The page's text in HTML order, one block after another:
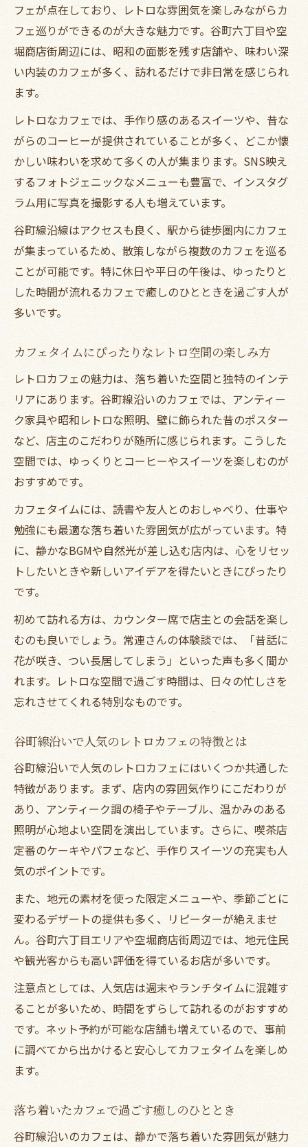
フェが点在しており、レトロな雰囲気を楽しみながらカ
フェ巡りができるのが大きな魅力です。谷町六丁目や空
堀商店街周辺には、昭和の面影を残す店舗や、味わい深
い内装のカフェが多く、訪れるだけで非日常を感じられ
ます。
レトロなカフェでは、手作り感のあるスイーツや、昔な
がらのコーヒーが提供されていることが多く、どこか懐
かしい味わいを求めて多くの人が集まります。SNS映え
するフォトジェニックなメニューも豊富で、インスタグ
ラム用に写真を撮影する人も増えています。
谷町線沿線はアクセスも良く、駅から徒歩圏内にカフェ
が集まっているため、散策しながら複数のカフェを巡る
ことが可能です。特に休日や平日の午後は、ゆったりと
した時間が流れるカフェで癒しのひとときを過ごす人が
多いです。
カフェタイムにぴったりなレトロ空間の楽しみ方
レトロカフェの魅力は、落ち着いた空間と独特のインテ
リアにあります。谷町線沿いのカフェでは、アンティー
ク家具や昭和レトロな照明、壁に飾られた昔のポスター
など、店主のこだわりが随所に感じられます。こうした
空間では、ゆっくりとコーヒーやスイーツを楽しむのが
おすすめです。
カフェタイムには、読書や友人とのおしゃべり、仕事や
勉強にも最適な落ち着いた雰囲気が広がっています。特
に、静かなBGMや自然光が差し込む店内は、心をリセッ
トしたいときや新しいアイデアを得たいときにぴったり
です。
初めて訪れる方は、カウンター席で店主との会話を楽し
むのも良いでしょう。常連さんの体験談では、「昔話に
花が咲き、つい長居してしまう」といった声も多く聞か
れます。レトロな空間で過ごす時間は、日々の忙しさを
忘れさせてくれる特別なものです。
谷町線沿いで人気のレトロカフェの特徴とは
谷町線沿いで人気のレトロカフェにはいくつか共通した
特徴があります。まず、店内の雰囲気作りにこだわりが
あり、アンティーク調の椅子やテーブル、温かみのある
照明が心地よい空間を演出しています。さらに、喫茶店
定番のケーキやパフェなど、手作りスイーツの充実も人
気のポイントです。
また、地元の素材を使った限定メニューや、季節ごとに
変わるデザートの提供も多く、リピーターが絶えませ
ん。谷町六丁目エリアや空堀商店街周辺では、地元住民
や観光客からも高い評価を得ているお店が多いです。
注意点としては、人気店は週末やランチタイムに混雑す
ることが多いため、時間をずらして訪れるのがおすすめ
です。ネット予約が可能な店舗も増えているので、事前
に調べてから出かけると安心してカフェタイムを楽しめ
ます。
落ち着いたカフェで過ごす癒しのひととき
谷町線沿いのカフェは、静かで落ち着いた雰囲気が魅力